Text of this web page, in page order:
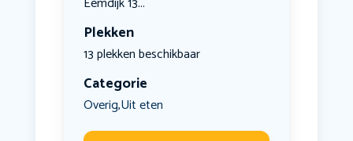
Plekken
13 plekken beschikbaar
Categorie
Overig,Uit eten